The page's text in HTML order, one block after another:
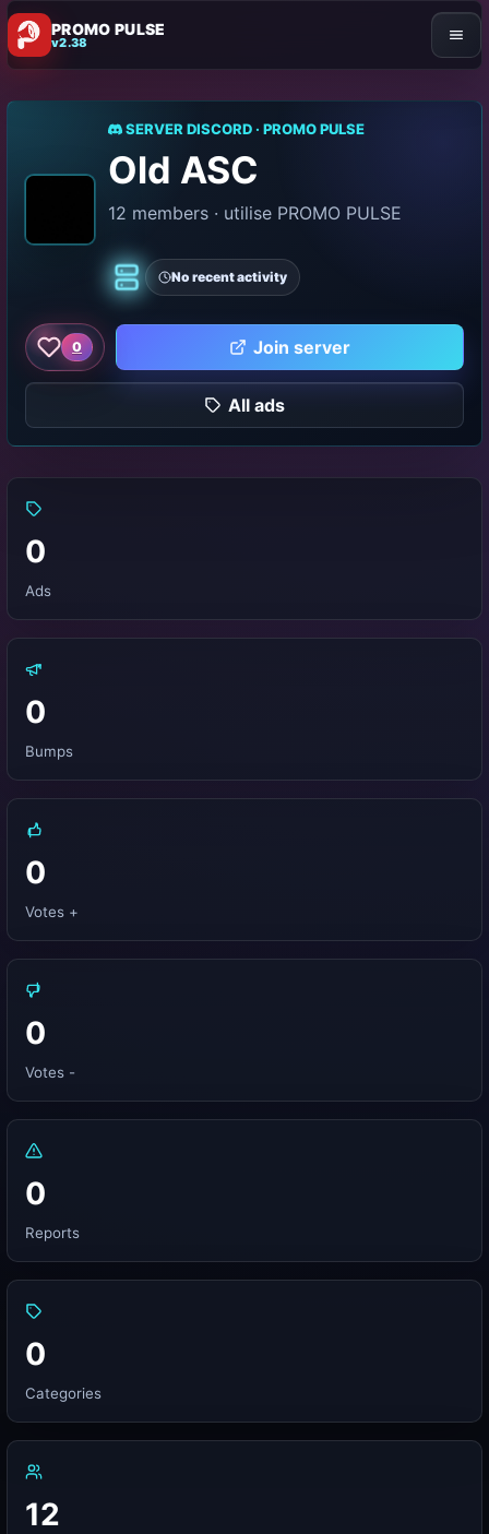
PROMO PULSE
v2.38
SERVER DISCORD · PROMO PULSE
Old ASC
12 members · utilise PROMO PULSE
ClassicNo recent activity
Like this server
0 Join server
All ads
0
Ads
0
Bumps
0
Votes +
0
Votes -
0
Reports
0
Categories
12